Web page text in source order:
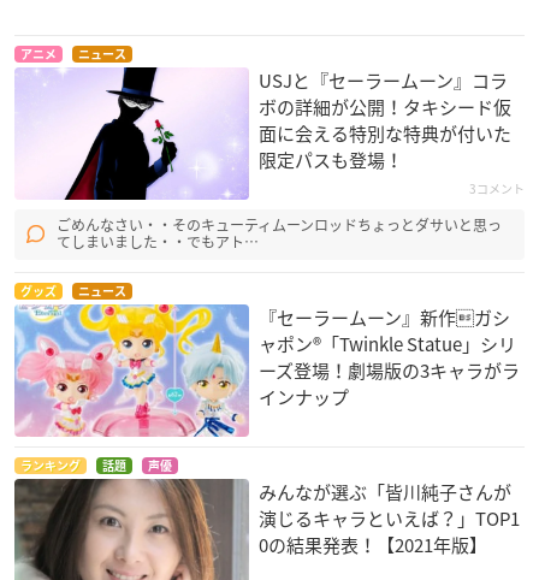
アニメ ニュース
USJと『セーラームーン』コラ
ボの詳細が公開！タキシード仮
面に会える特別な特典が付いた
限定パスも登場！
3コメント
ごめんなさい・・そのキューティムーンロッドちょっとダサいと思っ
てしまいました・・でもアト…
グッズ ニュース
『セーラームーン』新作ガシ
ャポン®「Twinkle Statue」シリ
ーズ登場！劇場版の3キャラがラ
インナップ
ランキング 話題 声優
みんなが選ぶ「皆川純子さんが
演じるキャラといえば？」TOP1
0の結果発表！【2021年版】